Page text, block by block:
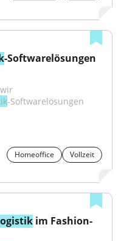
-Softwarelösungen
-Softwarelösungen
Homeoffice
Vollzeit
im Fashion-